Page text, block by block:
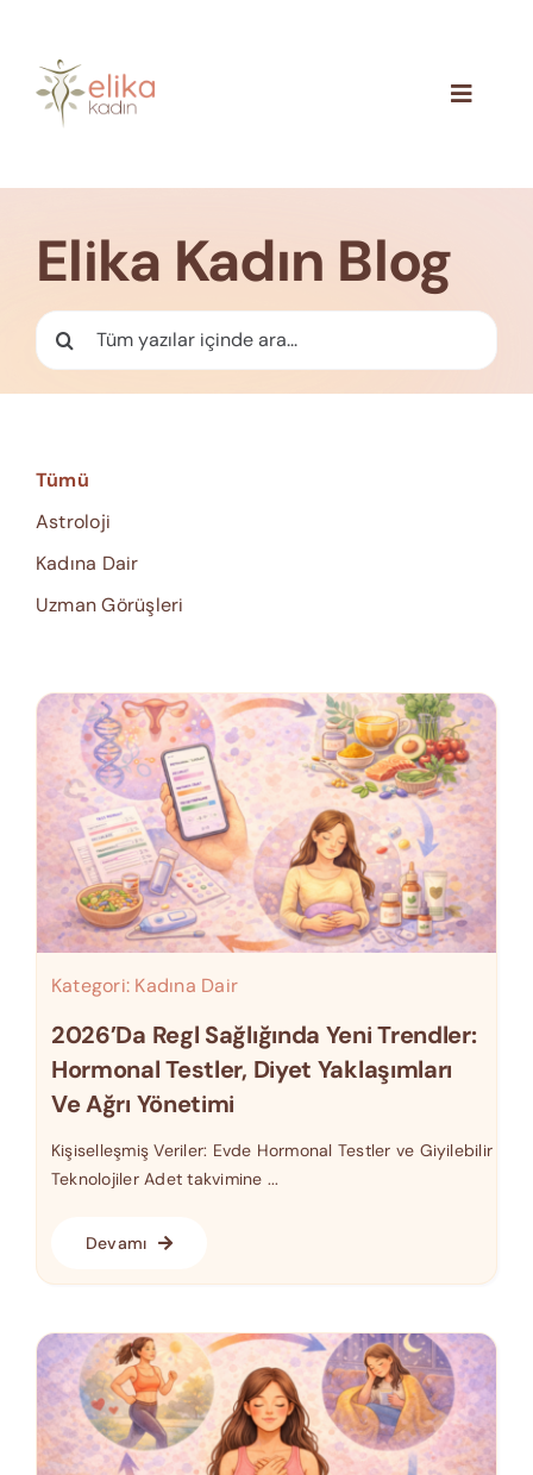
content
Toggle
İletişim
Elika Kadın Blog
Ara:
Tümü
Astroloji
Kadına Dair
Uzman Görüşleri
Kategori: Kadına Dair
2026’da Regl Sağlığında Yeni Trendler:
Hormonal Testler, Diyet Yaklaşımları
Ve Ağrı Yönetimi
Kişiselleşmiş Veriler: Evde Hormonal Testler ve Giyilebilir
Teknolojiler Adet takvimine ...
Devamı